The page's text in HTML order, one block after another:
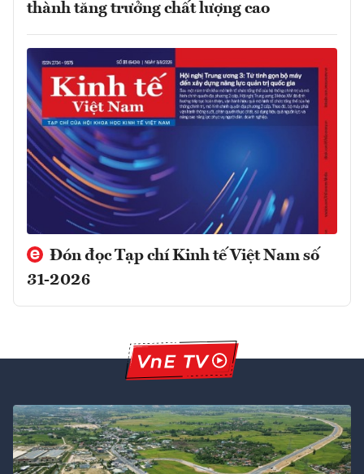
thành tăng trưởng chất lượng cao
Đón đọc Tạp chí Kinh tế Việt Nam số
31-2026